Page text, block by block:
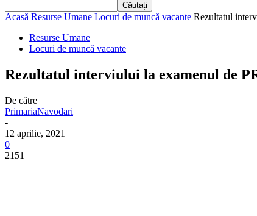
Acasă Resurse Umane Locuri de muncă vacante Rezultatul
Resurse Umane
Locuri de muncă vacante
Rezultatul interviului la examenul de
De către
PrimariaNavodari
-
12 aprilie, 2021
0
2151